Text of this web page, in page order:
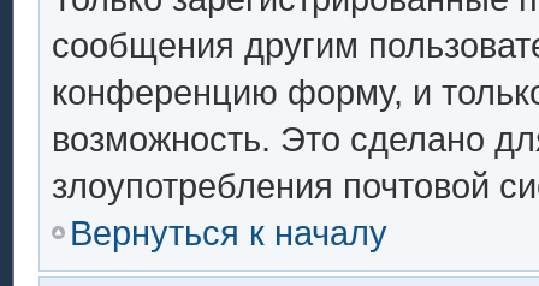
сообщения другим
конференцию форму, и
возможность. Это сделано
злоупотребления почтовой
Вернуться к началу